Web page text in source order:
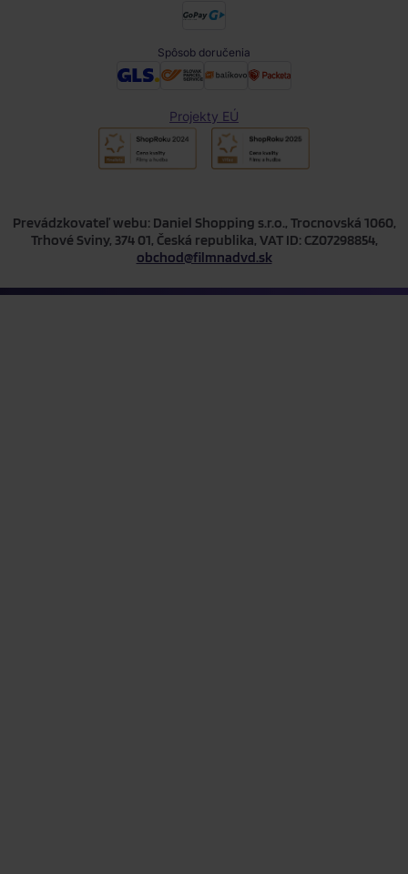
Spôsob doručenia
Projekty EÚ
Prevádzkovateľ webu: Daniel Shopping s.r.o., Trocnovská 1060,
Trhové Sviny, 374 01, Česká republika, VAT ID: CZ07298854,
obchod@filmnadvd.sk